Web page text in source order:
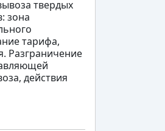
твердых
зона
тарифа,
Разграничение
действия